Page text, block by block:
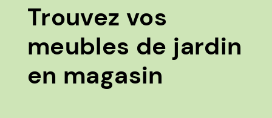
Trouvez vos
meubles de jardin
en magasin